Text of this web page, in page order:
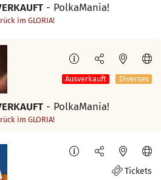
- PolkaMania!
im GLORIA!
- PolkaMania!
im GLORIA!
Ausverkauft Diverses
Tickets